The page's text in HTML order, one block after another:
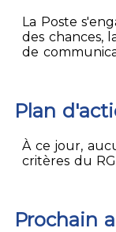
La Poste
des chances,
de
Plan
À ce jour,
critères du
Prochain